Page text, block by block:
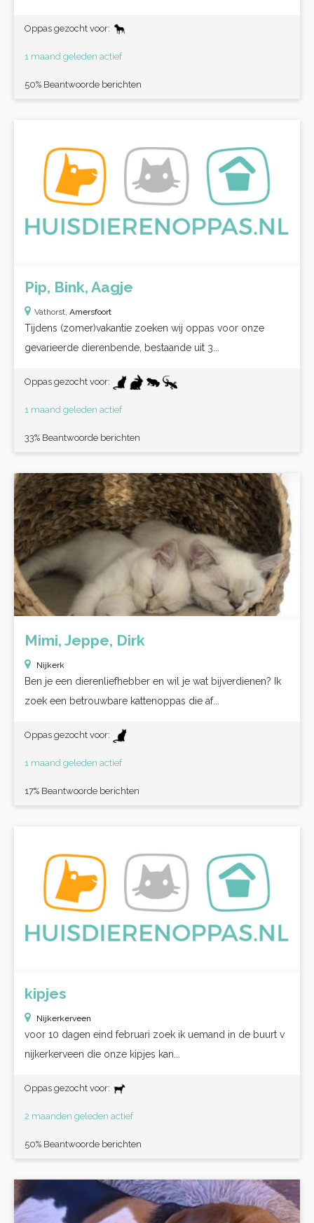
Oppas gezocht voor:
1 maand geleden actief
50% Beantwoorde berichten
Pip, Bink, Aagje
Vathorst, Amersfoort
Tijdens (zomer)vakantie zoeken wij oppas voor onze
gevarieerde dierenbende, bestaande uit 3...
Oppas gezocht voor:
1 maand geleden actief
33% Beantwoorde berichten
Mimi, Jeppe, Dirk
Nijkerk
Ben je een dierenliefhebber en wil je wat bijverdienen? Ik
zoek een betrouwbare kattenoppas die af...
Oppas gezocht voor:
1 maand geleden actief
17% Beantwoorde berichten
kipjes
Nijkerkerveen
voor 10 dagen eind februari zoek ik uemand in de buurt v
nijkerkerveen die onze kipjes kan...
Oppas gezocht voor:
2 maanden geleden actief
50% Beantwoorde berichten